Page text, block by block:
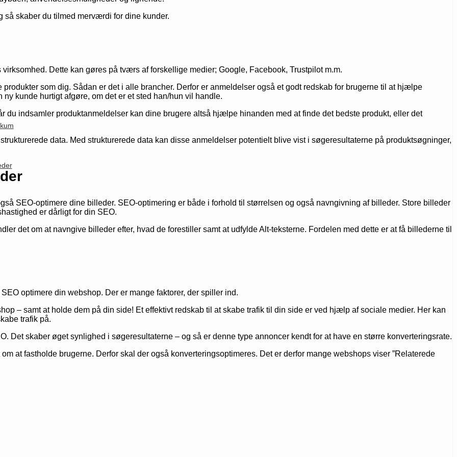
så skaber du tilmed merværdi for dine kunder.
Dette kan gøres på tværs af forskellige medier; Google, Facebook, Trustpilot m.m.
produkter som dig. Sådan er det i alle brancher. Derfor er anmeldelser også et godt redskab for brugerne til at hjælpe
kunde hurtigt afgøre, om det er et sted han/hun vil handle.
du indsamler produktanmeldelser kan dine brugere altså hjælpe hinanden med at finde det bedste produkt, eller det
data. Med strukturerede data kan disse anmeldelser potentielt blive vist i søgeresultaterne på produktsøgninger,
SEO-optimere dine billeder. SEO-optimering er både i forhold til størrelsen og også navngivning af billeder. Store billeder
er dårligt for din SEO.
det om at navngive billeder efter, hvad de forestiller samt at udfylde Alt-teksterne. Fordelen med dette er at få billederne til
optimere din webshop. Der er mange faktorer, der spiller ind.
– samt at holde dem på din side! Et effektivt redskab til at skabe trafik til din side er ved hjælp af sociale medier. Her kan
trafik på.
Det skaber øget synlighed i søgeresultaterne – og så er denne type annoncer kendt for at have en større konverteringsrate.
at fastholde brugerne. Derfor skal der også konverteringsoptimeres. Det er derfor mange webshops viser ”Relaterede